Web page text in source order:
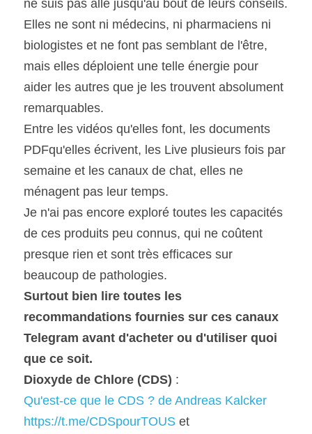
ne suis pas allé jusqu'au bout de leurs conseils.
Elles ne sont ni médecins, ni pharmaciens ni
biologistes et ne font pas semblant de l'être,
mais elles déploient une telle énergie pour
aider les autres que je les trouvent absolument
remarquables.
Entre les vidéos qu'elles font, les documents
PDFqu'elles écrivent, les Live plusieurs fois par
semaine et les canaux de chat, elles ne
ménagent pas leur temps.
Je n'ai pas encore exploré toutes les capacités
de ces produits peu connus, qui ne coûtent
presque rien et sont très efficaces sur
beaucoup de pathologies.
Surtout bien lire toutes les
recommandations fournies sur ces canaux
Telegram avant d'acheter ou d'utiliser quoi
que ce soit.
Dioxyde de Chlore (CDS) :
Qu'est-ce que le CDS ? de Andreas Kalcker
https://t.me/CDSpourTOUS